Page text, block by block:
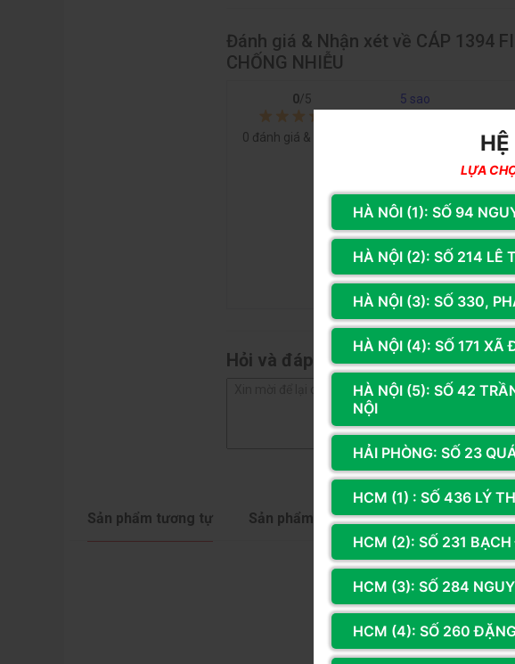
Đánh giá & Nhận xét về CÁP 1394
CHỐNG NHIỄU
0/5
0 đánh giá & nhận xét
5 sao
1 sao
Hỏi và đáp (0 bình luận)
Sản phẩm tương tự Sản phẩm cùng hãng Sản phẩm đã
LỰA
HÀ NÔI (1): SỐ 94
HÀ NỘI (2): SỐ 214 LÊ
HÀ NỘI (3): SỐ 330,
HÀ NỘI (4): SỐ 171
HÀ NỘI (5): SỐ 42
NỘI
HẢI PHÒNG: SỐ 23
HCM (1) : SỐ 436 LÝ
HCM (2): SỐ 231
HCM (3): SỐ 284
HCM (4): SỐ 260